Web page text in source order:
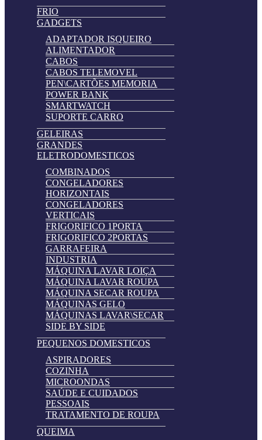
FRIO
GADGETS
ADAPTADOR ISQUEIRO
ALIMENTADOR
CABOS
CABOS TELEMOVEL
PEN\CARTÕES MEMORIA
POWER BANK
SMARTWATCH
SUPORTE CARRO
GELEIRAS
GRANDES
ELETRODOMESTICOS
COMBINADOS
CONGELADORES
HORIZONTAIS
CONGELADORES
VERTICAIS
FRIGORIFICO 1PORTA
FRIGORIFICO 2PORTAS
GARRAFEIRA
INDUSTRIA
MÁQUINA LAVAR LOIÇA
MÁQUINA LAVAR ROUPA
MÁQUINA SECAR ROUPA
MÁQUINAS GELO
MÁQUINAS LAVAR\SECAR
SIDE BY SIDE
PEQUENOS DOMESTICOS
ASPIRADORES
COZINHA
MICROONDAS
SAÚDE E CUIDADOS
PESSOAIS
TRATAMENTO DE ROUPA
QUEIMA